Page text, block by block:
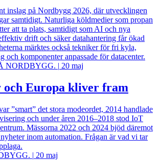
inslag på Nordbygg 2026, där utvecklingen
samtidigt. Naturliga köldmedier som propan
att ta plats, samtidigt som AI och nya
drift och säker datahantering får ökad
märktes också tekniker för fri kyla,
och komponenter anpassade för datacenter.
NORDBYGG. | 20 maj
Europa kliver fram
”smart” det stora modeordet, 2014 handlade
och under åren 2016–2018 stod IoT
Mässorna 2022 och 2024 bjöd däremot
inom automation. Frågan är vad vi tar
| 20 maj